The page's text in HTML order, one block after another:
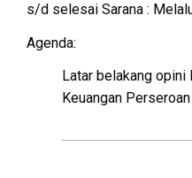
s/d selesai Sarana :
Agenda:
Latar belakang
Keuangan